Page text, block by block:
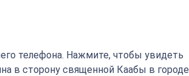
телефона. Нажмите, чтобы увидеть
в сторону священной Каабы в городе